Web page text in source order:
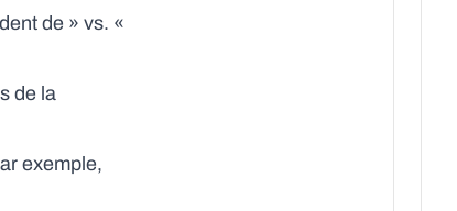
de » vs. «
de la
exemple,